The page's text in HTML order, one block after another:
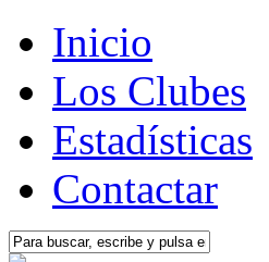
Inicio
Los Clubes
Estadísticas
Contactar